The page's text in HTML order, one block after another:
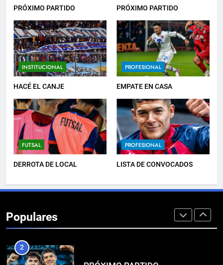
PRÓXIMO PARTIDO PRÓXIMO PARTIDO
INSTITUCIONAL
HACÉ EL CANJE
PROFESIONAL
EMPATE EN CASA
FUTSAL
DERROTA DE LOCAL
PROFESIONAL
LISTA DE CONVOCADOS
Populares
LISTA DE CONVOCADOS
7
EMPATÓ LA RESERVA
8
TRIUNFAZO
FEMENINO
2